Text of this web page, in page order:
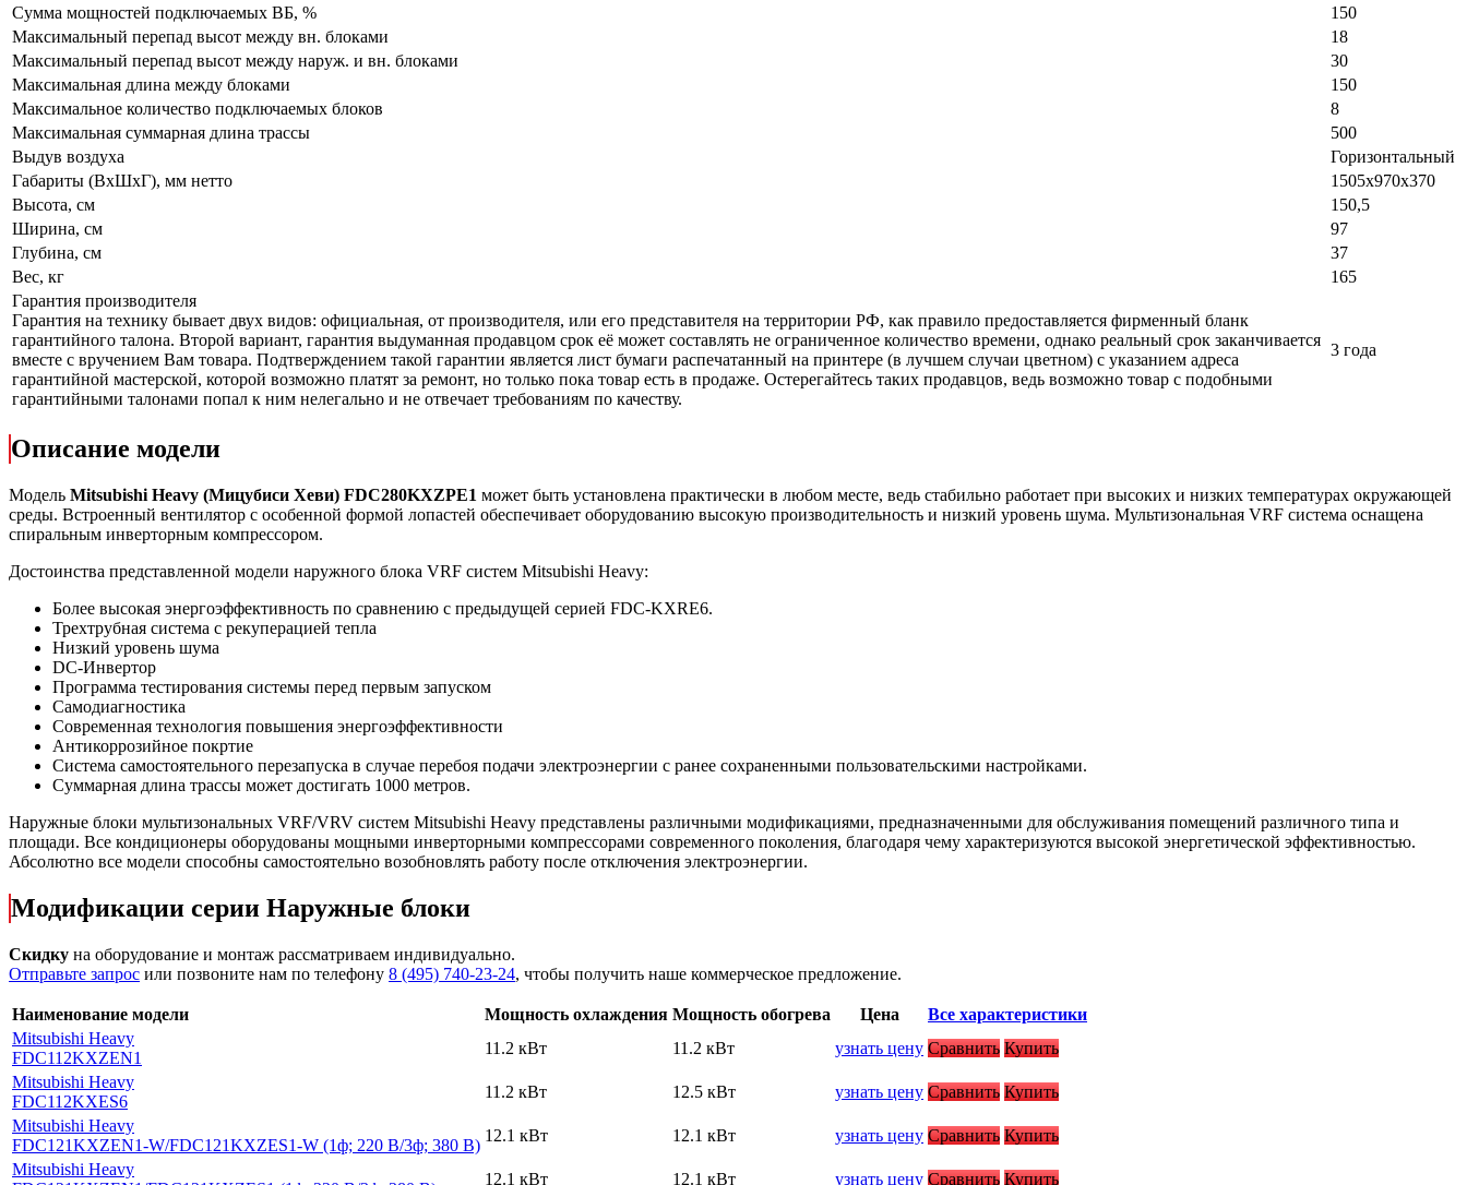
Сумма мощностей подключаемых ВБ, %
150
Максимальный перепад высот между вн. блоками
18
Максимальный перепад высот между наруж. и вн. блоками
30
Максимальная длина между блоками
150
Максимальное количество подключаемых блоков
8
Максимальная суммарная длина трассы
500
Выдув воздуха
Горизонтальный
Габариты (ВxШxГ), мм нетто
1505x970x370
Высота, см
150,5
Ширина, см
97
Глубина, см
37
Вес, кг
165
Гарантия производителя
Гарантия на технику бывает двух видов: официальная, от производителя, или его представителя на территории РФ, как правило предоставляется фирменный бланк
гарантийного талона. Второй вариант, гарантия выдуманная продавцом срок её может составлять не ограниченное количество времени, однако реальный срок заканчивается
вместе с вручением Вам товара. Подтверждением такой гарантии является лист бумаги распечатанный на принтере (в лучшем случаи цветном) с указанием адреса
гарантийной мастерской, которой возможно платят за ремонт, но только пока товар есть в продаже. Остерегайтесь таких продавцов, ведь возможно товар с подобными
гарантийными талонами попал к ним нелегально и не отвечает требованиям по качеству.
3 года
Описание модели
Модель Mitsubishi Heavy (Мицубиси Хеви) FDC280KXZРE1 может быть установлена практически в любом месте, ведь стабильно работает при высоких и низких температурах окружающей
среды. Встроенный вентилятор с особенной формой лопастей обеспечивает оборудованию высокую производительность и низкий уровень шума. Мультизональная VRF система оснащена
спиральным инверторным компрессором.
Достоинства представленной модели наружного блока VRF систем Mitsubishi Heavy:
Более высокая энергоэффективность по сравнению с предыдущей серией FDC-KXRE6.
Трехтрубная система с рекуперацией тепла
Низкий уровень шума
DC-Инвертор
Программа тестирования системы перед первым запуском
Самодиагностика
Современная технология повышения энергоэффективности
Антикоррозийное покртие
Система самостоятельного перезапуска в случае перебоя подачи электроэнергии с ранее сохраненными пользовательскими настройками.
Суммарная длина трассы может достигать 1000 метров.
Наружные блоки мультизональных VRF/VRV систем Mitsubishi Heavy представлены различными модификациями, предназначенными для обслуживания помещений различного типа и
площади. Все кондиционеры оборудованы мощными инверторными компрессорами современного поколения, благодаря чему характеризуются высокой энергетической эффективностью.
Абсолютно все модели способны самостоятельно возобновлять работу после отключения электроэнергии.
Модификации серии Наружные блоки
Скидку на оборудование и монтаж рассматриваем индивидуально.
Отправьте запрос или позвоните нам по телефону 8 (495) 740-23-24, чтобы получить наше коммерческое предложение.
Наименование модели Мощность охлаждения Мощность обогрева Цена
Все характеристики
Mitsubishi Heavy
FDC112KXZEN1
11.2 кВт 11.2 кВт узнать цену Сравнить Купить
Mitsubishi Heavy
FDC112KXES6
11.2 кВт 12.5 кВт узнать цену Сравнить Купить
Mitsubishi Heavy
FDC121KXZEN1-W/FDC121KXZES1-W (1ф; 220 В/3ф; 380 В)
12.1 кВт 12.1 кВт узнать цену Сравнить Купить
Mitsubishi Heavy
12.1 кВт 12.1 кВт узнать цену Сравнить Купить